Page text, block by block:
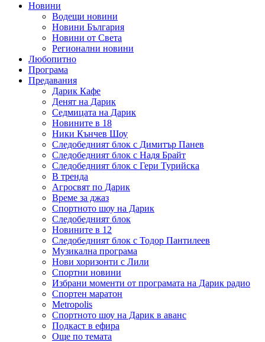
Новини
Водещи новини
Новини България
Новини от Света
Регионални новини
Любопитно
Програма
Предавания
Дарик Кафе
Денят на Дарик
Седмицата на Дарик
Новините в 18
Ники Кънчев Шоу
Следобедният блок с Димитър Панев
Следобедният блок с Надя Брайт
Следобедният блок с Гери Турийска
В тренда
Агросвят по Дарик
Време за джаз
Спортното шоу на Дарик
Следобедният блок
Новините в 12
Следобедният блок с Тодор Пантилеев
Музикална програма
Нови хоризонти с Лили
Спортни новини
Избрани моменти от програмата на Дарик радио
Спортен маратон
Metropolis
Спортното шоу на Дарик в аванс
Подкаст в ефира
Още по темата